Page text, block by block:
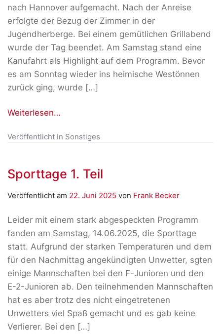
nach Hannover aufgemacht. Nach der Anreise
erfolgte der Bezug der Zimmer in der
Jugendherberge. Bei einem gemütlichen Grillabend
wurde der Tag beendet. Am Samstag stand eine
Kanufahrt als Highlight auf dem Programm. Bevor
es am Sonntag wieder ins heimische Westönnen
zurück ging, wurde […]
Weiterlesen…
Veröffentlicht In Sonstiges
Sporttage 1. Teil
Veröffentlicht am 22. Juni 2025 von Frank Becker
Leider mit einem stark abgespeckten Programm
fanden am Samstag, 14.06.2025, die Sporttage
statt. Aufgrund der starken Temperaturen und dem
für den Nachmittag angekündigten Unwetter, sgten
einige Mannschaften bei den F-Junioren und den
E-2-Junioren ab. Den teilnehmenden Mannschaften
hat es aber trotz des nicht eingetretenen
Unwetters viel Spaß gemacht und es gab keine
Verlierer. Bei den […]